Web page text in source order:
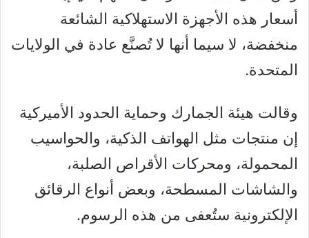
أسعار هذه الأجهزة الاستهلاكية الشائعة
منخفضة، لا سيما أنها لا تُصنَّع عادة في الولايات
المتحدة.
وقالت هيئة الجمارك وحماية الحدود الأميركية
إن منتجات مثل الهواتف الذكية، والحواسيب
المحمولة، ومحركات الأقراص الصلبة،
والشاشات المسطحة، وبعض أنواع الرقائق
الإلكترونية ستُعفى من هذه الرسوم.